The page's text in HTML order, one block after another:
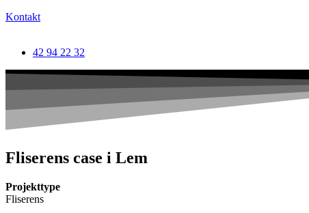
Kontakt
42 94 22 32
Fliserens case i Lem
Projekttype
Fliserens